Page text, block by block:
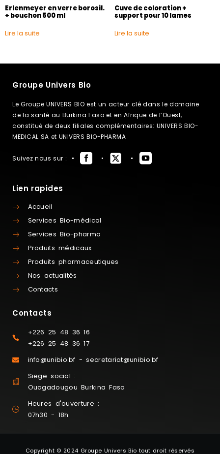
Erlenmeyer en verre borosil.
+ bouchon 500 ml
Lire la suite
Cuve de coloration +
support pour 10 lames
Lire la suite
Groupe Univers Bio
Le Groupe UNIVERS BIO est un acteur clé dans le domaine
de la santé au Burkina Faso et en Afrique de l’Ouest,
constitué de deux filiales complémentaires: UNIVERS BIO-
MEDICAL SA et UNIVERS BIO-PHARMA
Suivez nous sur :
Lien rapides
Accueil
Services Bio-médical
Services Bio-pharma
Produits médicaux
Produits pharmaceutiques
Nos actualités
Contacts
Contacts
+226 25 48 36 16
+226 25 48 36 17
info@unibio.bf - secretariat@unibio.bf
Siege social :
Ouagadougou Burkina Faso
Heures d'ouverture :
07h30 - 18h
Copyright © 2024 Groupe Univers Bio tout droit réservés